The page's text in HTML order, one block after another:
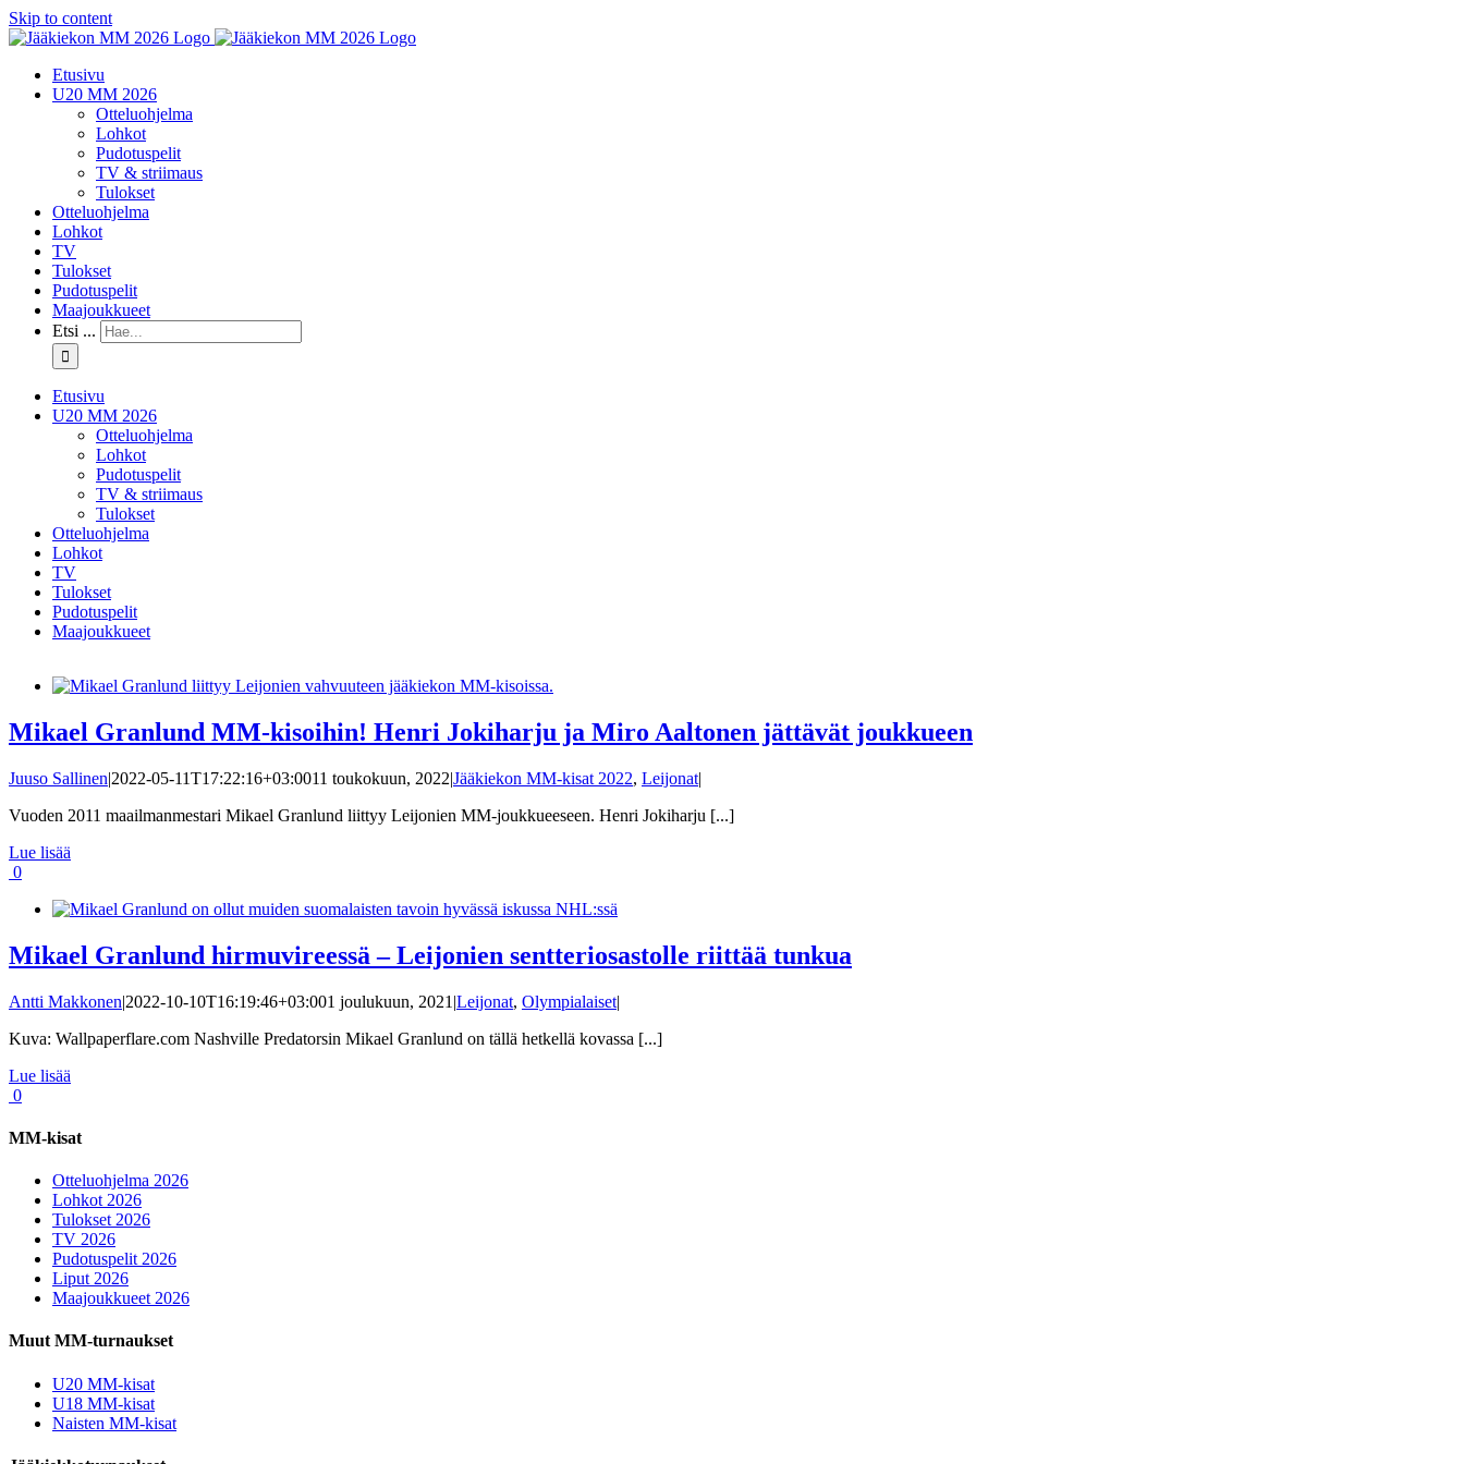
Skip to content
Etusivu
U20 MM 2026
Otteluohjelma
Lohkot
Pudotuspelit
TV & striimaus
Tulokset
Otteluohjelma
Lohkot
TV
Tulokset
Pudotuspelit
Maajoukkueet
Etsi ...
Etusivu
U20 MM 2026
Otteluohjelma
Lohkot
Pudotuspelit
TV & striimaus
Tulokset
Otteluohjelma
Lohkot
TV
Tulokset
Pudotuspelit
Maajoukkueet
Mikael Granlund MM-kisoihin! Henri Jokiharju ja Miro Aaltonen jättävät joukkueen
Juuso Sallinen|2022-05-11T17:22:16+03:0011 toukokuun, 2022|Jääkiekon MM-kisat 2022, Leijonat|
Vuoden 2011 maailmanmestari Mikael Granlund liittyy Leijonien MM-joukkueeseen. Henri Jokiharju [...]
Lue lisää
0
Mikael Granlund hirmuvireessä – Leijonien sentteriosastolle riittää tunkua
Antti Makkonen|2022-10-10T16:19:46+03:001 joulukuun, 2021 |Leijonat, Olympialaiset|
Kuva: Wallpaperflare.com Nashville Predatorsin Mikael Granlund on tällä hetkellä kovassa [...]
Lue lisää
0
MM-kisat
Otteluohjelma 2026
Lohkot 2026
Tulokset 2026
TV 2026
Pudotuspelit 2026
Liput 2026
Maajoukkueet 2026
Muut MM-turnaukset
U20 MM-kisat
U18 MM-kisat
Naisten MM-kisat